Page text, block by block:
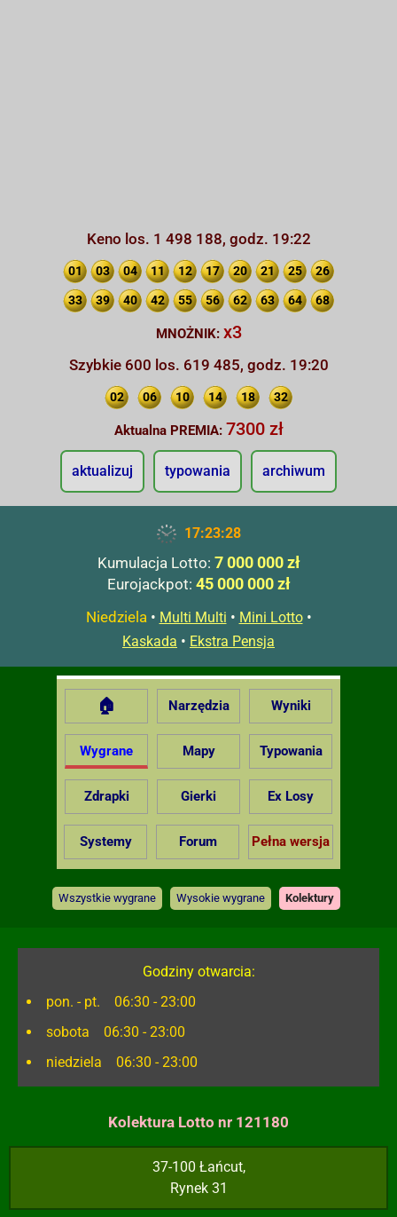
Keno los. 1 498 188, godz. 19:22
01 03 04 11 12 17 20 21 25 26
33 39 40 42 55 56 62 63 64 68
MNOŻNIK: x3
Szybkie 600 los. 619 485, godz. 19:20
02 06 10 14 18 32
Aktualna PREMIA: 7300 zł
aktualizuj typowania archiwum
17:23:28
Kumulacja Lotto: 7 000 000 zł
Eurojackpot: 45 000 000 zł
Niedziela• Multi Multi • Mini Lotto•
Kaskada • Ekstra Pensja
🏠 Narzędzia Wyniki
Wygrane Mapy Typowania
Zdrapki Gierki Ex Losy
Systemy Forum Pełna wersja
Wszystkie wygrane Wysokie wygrane Kolektury
Godziny otwarcia:
pon. - pt. 06:30 - 23:00
sobota 06:30 - 23:00
niedziela 06:30 - 23:00
Kolektura Lotto nr 121180
37-100 Łańcut,
Rynek 31